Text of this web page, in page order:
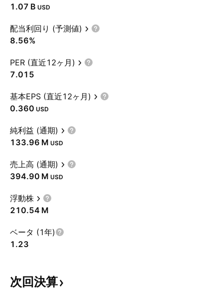
‪1.07 B‬ USD
配当利回り (予測値)
8.56%
PER (直近12ヶ月)
7.015
基本EPS (直近12ヶ月)
0.360 USD
純利益 (通期)
‪133.96 M‬ USD
売上高 (通期)
‪394.90 M‬ USD
浮動株
‪210.54 M‬
ベータ (1年)
1.23
次回決算